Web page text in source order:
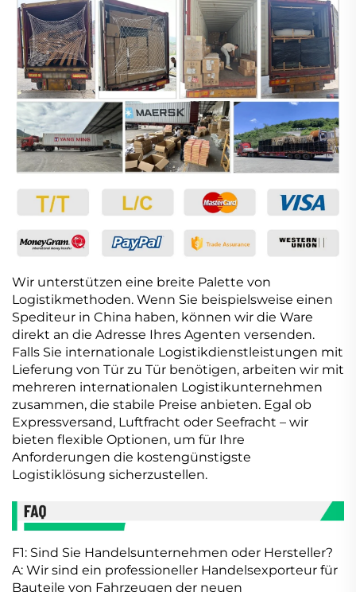
Wir unterstützen eine breite Palette von
Logistikmethoden. Wenn Sie beispielsweise einen
Spediteur in China haben, können wir die Ware
direkt an die Adresse Ihres Agenten versenden.
Falls Sie internationale Logistikdienstleistungen mit
Lieferung von Tür zu Tür benötigen, arbeiten wir mit
mehreren internationalen Logistikunternehmen
zusammen, die stabile Preise anbieten. Egal ob
Expressversand, Luftfracht oder Seefracht – wir
bieten flexible Optionen, um für Ihre
Anforderungen die kostengünstigste
Logistiklösung sicherzustellen.
F1: Sind Sie Handelsunternehmen oder Hersteller?
A: Wir sind ein professioneller Handelsexporteur für
Bauteile von Fahrzeugen der neuen